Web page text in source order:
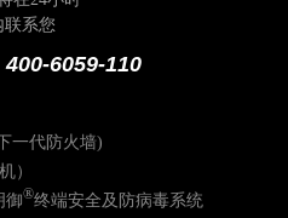
联系您
400-6059-110
一代防火墙)
）
御®终端安全及防病毒系统